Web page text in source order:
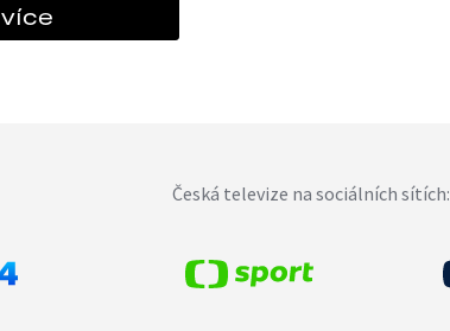
více
Česká televize na sociálních sítích: